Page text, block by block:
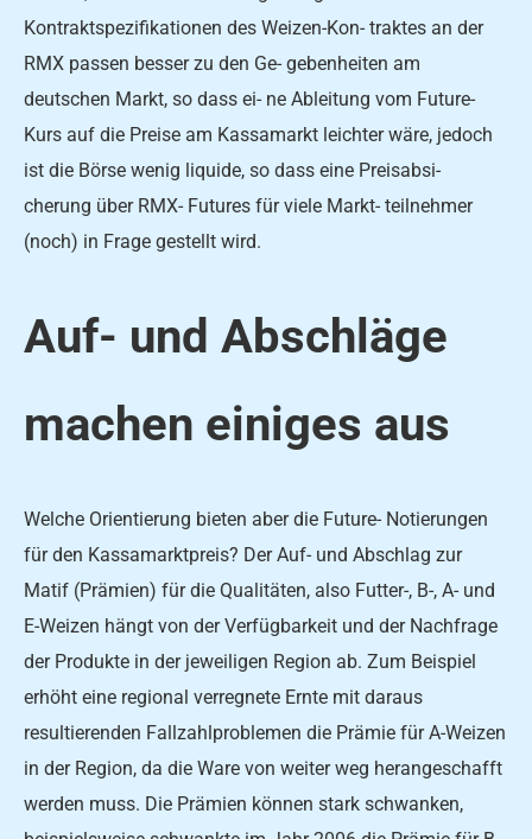
Kontraktspezifikationen des Weizen-Kon- traktes an der
RMX passen besser zu den Ge- gebenheiten am
deutschen Markt, so dass ei- ne Ableitung vom Future-
Kurs auf die Preise am Kassamarkt leichter wäre, jedoch
ist die Börse wenig liquide, so dass eine Preisabsi-
cherung über RMX- Futures für viele Markt- teilnehmer
(noch) in Frage gestellt wird.
Auf- und Abschläge
machen einiges aus
Welche Orientierung bieten aber die Future- Notierungen
für den Kassamarktpreis? Der Auf- und Abschlag zur
Matif (Prämien) für die Qualitäten, also Futter-, B-, A- und
E-Weizen hängt von der Verfügbarkeit und der Nachfrage
der Produkte in der jeweiligen Region ab. Zum Beispiel
erhöht eine regional verregnete Ernte mit daraus
resultierenden Fallzahlproblemen die Prämie für A-Weizen
in der Region, da die Ware von weiter weg herangeschafft
werden muss. Die Prämien können stark schwanken,